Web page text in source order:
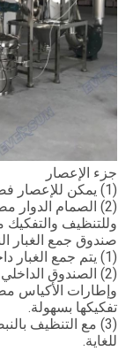
جزء الإعصار
(1) يمكن للإعصار فصل الغبار عن المسحوق (الحبيبات)
(2) الصمام الدوار
وللتنظيف
صندوق جمع الغبار
(1) يتم جمع الغبار داخل صندوق تجميع الغبار.
(2) الصندوق
وإطارات الأكياس
تفكيكها بسهولة.
(3) مع التنظيف
للغاية.